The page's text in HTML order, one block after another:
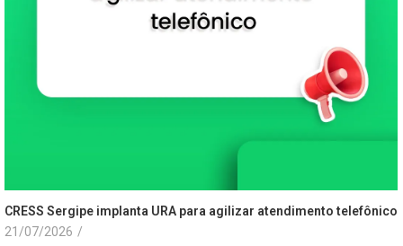
CRESS Sergipe implanta URA para agilizar atendimento telefônico
21/07/2026 /